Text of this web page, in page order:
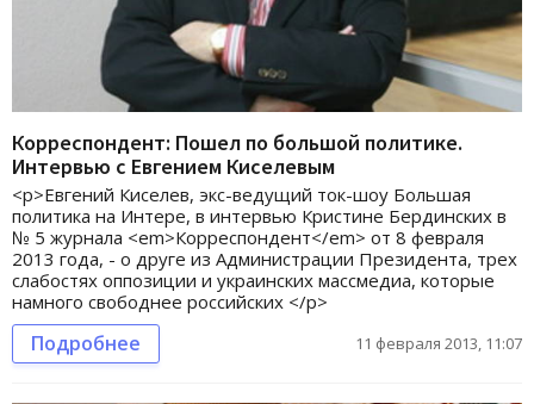
Корреспондент: Пошел по большой политике.
Интервью с Евгением Киселевым
<p>Евгений Киселев, экс-ведущий ток-шоу Большая
политика на Интере, в интервью Кристине Бердинских в
№ 5 журнала <em>Корреспондент</em> от 8 февраля
2013 года, - о друге из Администрации Президента, трех
слабостях оппозиции и украинских массмедиа, которые
намного свободнее российских </p>
Подробнее 11 февраля 2013, 11:07